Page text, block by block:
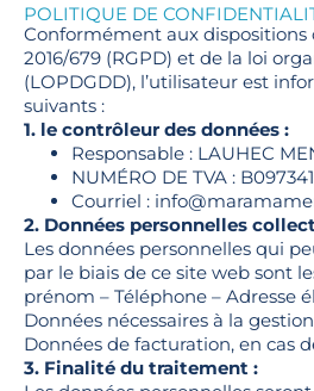
POLITIQUE DE
Conformément aux dispositions
2016/679 (RGPD) et de la loi
(LOPDGDD), l’utilisateur est
suivants :
1. le contrôleur des données :
Responsable : LAUHEC
NUMÉRO DE TVA :
Courriel :
2. Données personnelles
Les données personnelles qui
par le biais de ce site web sont
prénom – Téléphone – Adresse
Données nécessaires à la
Données de facturation, en cas
3. Finalité du traitement :